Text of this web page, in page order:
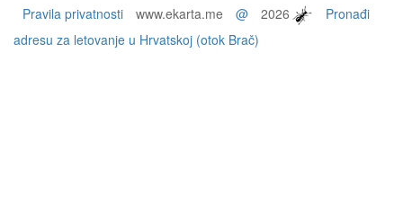
Pravila privatnosti www.ekarta.me @ 2026
Pronađi
adresu za letovanje u Hrvatskoj (otok Brač)